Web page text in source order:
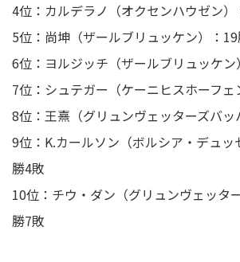
4位：カルデラノ（オクセンハウゼン
5位：尚坤（ザールブリュッケン）：
6位：ヨルジッチ（ザールブリュッケ
7位：シュテガー（ケーニヒスホーフ
8位：王熹（グリュンヴェッターズバ
9位：K.カールソン（ボルシア・デュッ
勝4敗
10位：チウ・ダン（グリュンヴェッタ
勝7敗